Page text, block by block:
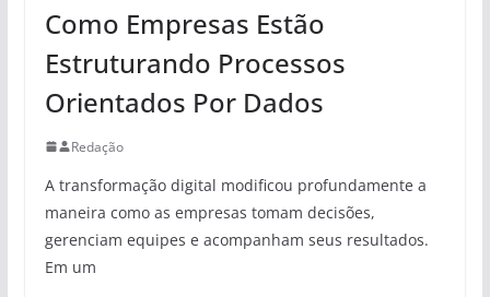
Como Empresas Estão
Estruturando Processos
Orientados Por Dados
Redação
A transformação digital modificou profundamente a
maneira como as empresas tomam decisões,
gerenciam equipes e acompanham seus resultados.
Em um